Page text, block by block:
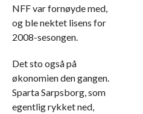
NFF var fornøyde med,
og ble nektet lisens for
2008-sesongen.
Det sto også på
økonomien den gangen.
Sparta Sarpsborg, som
egentlig rykket ned,